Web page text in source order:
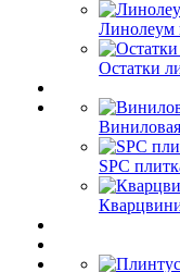
Линолеум
Остатки
SPC